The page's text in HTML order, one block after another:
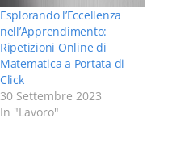
Esplorando l’Eccellenza
nell’Apprendimento:
Ripetizioni Online di
Matematica a Portata di
Click
30 Settembre 2023
In "Lavoro"